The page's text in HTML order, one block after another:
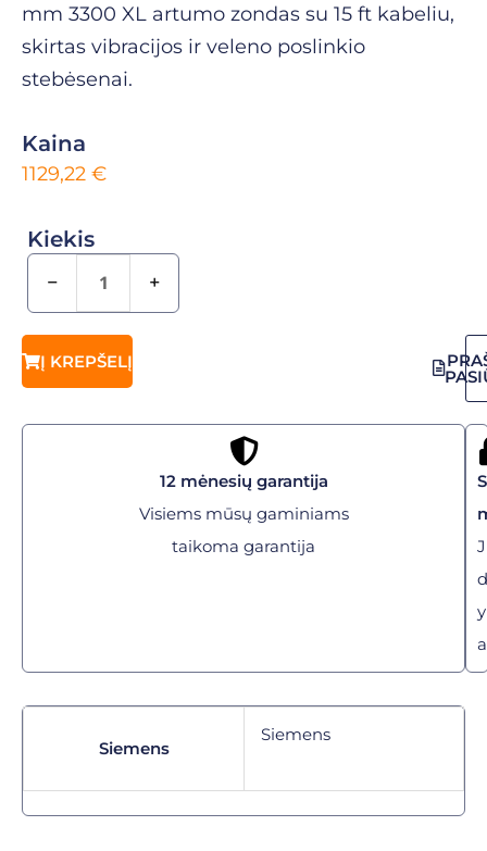
mm 3300 XL artumo zondas su 15 ft kabeliu,
skirtas vibracijos ir veleno poslinkio
stebėsenai.
Kaina
1129,22 €
Kiekis
− +
Į KREPŠELĮ
12 mėnesių garantija
Visiems mūsų gaminiams
taikoma garantija
Siemens
Siemens